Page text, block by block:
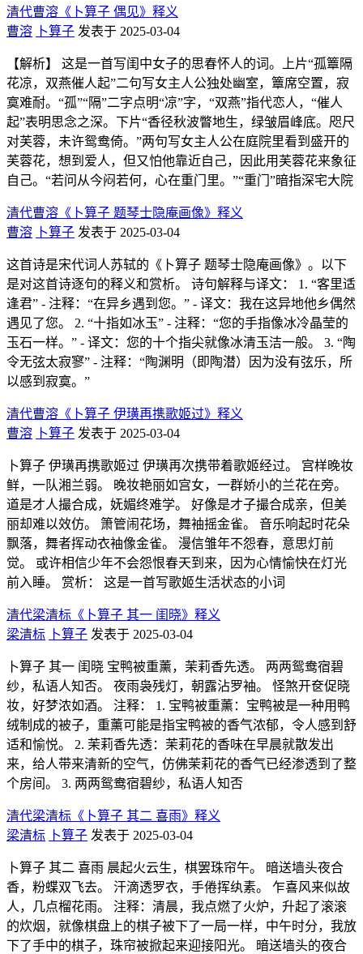
清代曹溶《卜算子 偶见》释义
曹溶
卜算子 发表于 2025-03-04
【解析】 这是一首写闺中女子的思春怀人的词。上片“孤簟隔
花凉，双燕催人起”二句写女主人公独处幽室，簟席空置，寂
寞难耐。“孤”“隔”二字点明“凉”字，“双燕”指代恋人，“催人
起”表明思念之深。下片“香径秋波瞥地生，绿皱眉峰底。咫尺
对芙蓉，未许鸳鸯倚。”两句写女主人公在庭院里看到盛开的
芙蓉花，想到爱人，但又怕他靠近自己，因此用芙蓉花来象征
自己。“若问从今闷若何，心在重门里。”“重门”暗指深宅大院
清代曹溶《卜算子 题琴士隐庵画像》释义
曹溶
卜算子 发表于 2025-03-04
这首诗是宋代词人苏轼的《卜算子 题琴士隐庵画像》。以下
是对这首诗逐句的释义和赏析。 诗句解释与译文： 1. “客里适
逢君” - 注释：“在异乡遇到您。” - 译文：我在这异地他乡偶然
遇见了您。 2. “十指如冰玉” - 注释：“您的手指像冰冷晶莹的
玉石一样。” - 译文：您的十个指尖就像冰清玉洁一般。 3. “陶
令无弦太寂寥” - 注释：“陶渊明（即陶潜）因为没有弦乐，所
以感到寂寞。”
清代曹溶《卜算子 伊璜再携歌姬过》释义
曹溶
卜算子 发表于 2025-03-04
卜算子 伊璜再携歌姬过 伊璜再次携带着歌姬经过。 宫样晚妆
鲜，一队湘兰弱。 晚妆艳丽如宫女，一群娇小的兰花在旁。
道是才人撮合成，妩媚终难学。 好像是才子撮合成亲，但美
丽却难以效仿。 箫管闹花场，舞袖摇金雀。 音乐响起时花朵
飘落，舞者挥动衣袖像金雀。 漫信雏年不怨春，意思灯前
觉。 或许相信少年不会怨恨春天到来，因为心情愉快在灯光
前入睡。 赏析： 这是一首写歌姬生活状态的小词
清代梁清标《卜算子 其一 闺晓》释义
梁清标
卜算子 发表于 2025-03-04
卜算子 其一 闺晓 宝鸭被重薰，茉莉香先透。 两两鸳鸯宿碧
纱，私语人知否。 夜雨袅残灯，朝露沾罗袖。 怪煞开奁促晓
妆，好梦浓如酒。 注释： 1. 宝鸭被重薰：宝鸭被是一种用鸭
绒制成的被子，重薰可能是指宝鸭被的香气浓郁，令人感到舒
适和愉悦。 2. 茉莉香先透：茉莉花的香味在早晨就散发出
来，给人带来清新的空气，仿佛茉莉花的香气已经渗透到了整
个房间。 3. 两两鸳鸯宿碧纱，私语人知否
清代梁清标《卜算子 其二 喜雨》释义
梁清标
卜算子 发表于 2025-03-04
卜算子 其二 喜雨 晨起火云生，棋罢珠帘午。 暗送墙头夜合
香，粉蝶双飞去。 汗滴透罗衣，手倦挥纨素。 乍喜风来似故
人，几点榴花雨。 注释：清晨，我点燃了火炉，升起了滚滚
的炊烟，就像棋盘上的棋子被下了一局一样，中午时分，我放
下了手中的棋子，珠帘被掀起来迎接阳光。 暗送墙头的夜合